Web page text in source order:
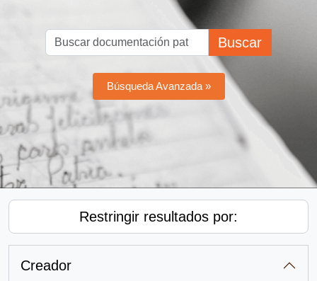
Buscar
Búsqueda Avanzada »
Restringir resultados por:
Creador